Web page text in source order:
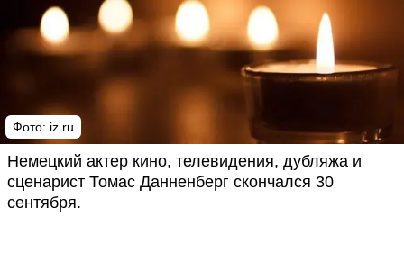
Фото: iz.ru
Немецкий актер кино, телевидения, дубляжа и
сценарист Томас Данненберг скончался 30
сентября.